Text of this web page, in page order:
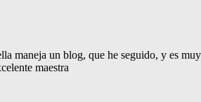
maneja un blog, que he seguido, y es
maestra